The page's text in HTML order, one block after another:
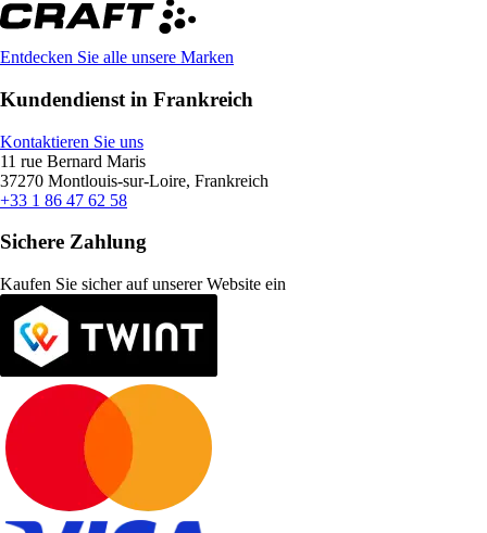
Entdecken Sie alle unsere Marken
Kundendienst in Frankreich
Kontaktieren Sie uns
11 rue Bernard Maris
37270 Montlouis-sur-Loire, Frankreich
+33 1 86 47 62 58
Sichere Zahlung
Kaufen Sie sicher auf unserer Website ein